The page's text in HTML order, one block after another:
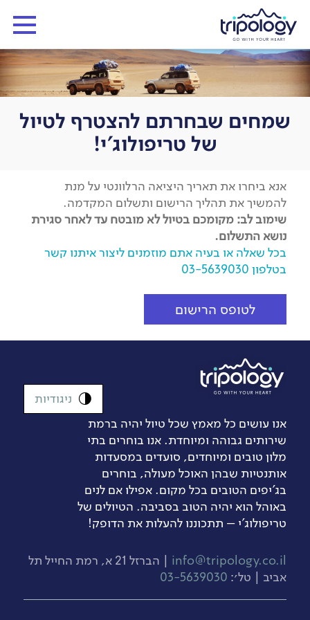
שמחים שבחרתם להצטרף לטיול
של טריפולוג'י!
אנא ביחרו את תאריך היציאה הרלוונטי על מנת
להמשיך את תהליך הרישום ותשלום המקדמה.
שימוב לב: מקומכם בטיול לא מובטח עד לאחר סגירת
נושא התשלום.
בכל שאלה או בעיה אתם מוזמנים ליצור איתנו קשר
בטלפון 03-5639030
לטופס הרישום
אנו עושים כל מאמץ שכל טיול יהיה ברמת
שירותים גבוהה ומיוחדת. אנו בוחרים בתי
מלון טובים ומיוחדים, סועדים במסעדות
אותנטיות שבהן האוכל מעולה, בוחרים
בג’יפים הטובים בכל מקום. אפילו אם לנים
באוהל הוא יהיה הטוב בסביבה. הטיולים של
טריפולוג'י – תתכוננו להעלות את הדופק!
info@tripology.co.il
| הברזל 21 א, רמת החייל תל
אביב | טל׳: 03-5639030
ניגודיות